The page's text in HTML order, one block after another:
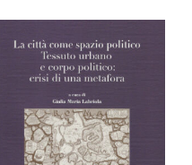
recente